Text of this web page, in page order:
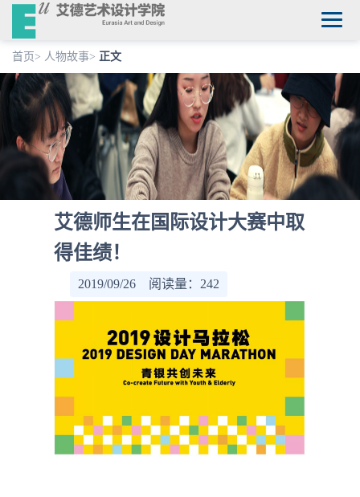
首页> 人物故事> 正文
艾德师生在国际设计大赛中取
得佳绩！
2019/09/26 阅读量： 242